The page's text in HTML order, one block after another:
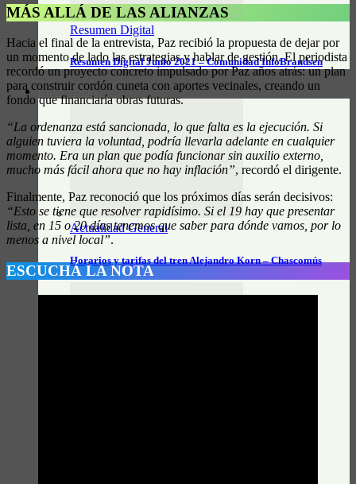
Resumen Digital
Resumen Digital Junio 2021 – Comunidad InfoBrandsen
DATOS ÚTILES
Actualidad General
Horarios y tarifas del tren Alejandro Korn – Chascomús
MÁS ALLÁ DE LAS ALIANZAS
Hacia el final de la entrevista, Paz recibió la propuesta de dejar por
un momento de lado las estrategias y hablar de gestión. El periodista
recordó un proyecto concreto impulsado por Paz años atrás: un plan
para construir cordón cuneta con aportes vecinales, creando un
fondo que financiaría obras futuras.
“La ordenanza está sancionada, lo que falta es la ejecución. Si
alguien tuviera la voluntad, podría llevarla adelante en cualquier
momento. Era un plan que podía funcionar sin auxilio externo,
mucho más fácil ahora que no hay inflación”, recordó el dirigente.
Finalmente, Paz reconoció que los próximos días serán decisivos:
“Esto se tiene que resolver rapidísimo. Si el 19 hay que presentar
lista, en 15 o 20 días tenemos que saber para dónde vamos, por lo
menos a nivel local”.
ESCUCHÁ LA NOTA